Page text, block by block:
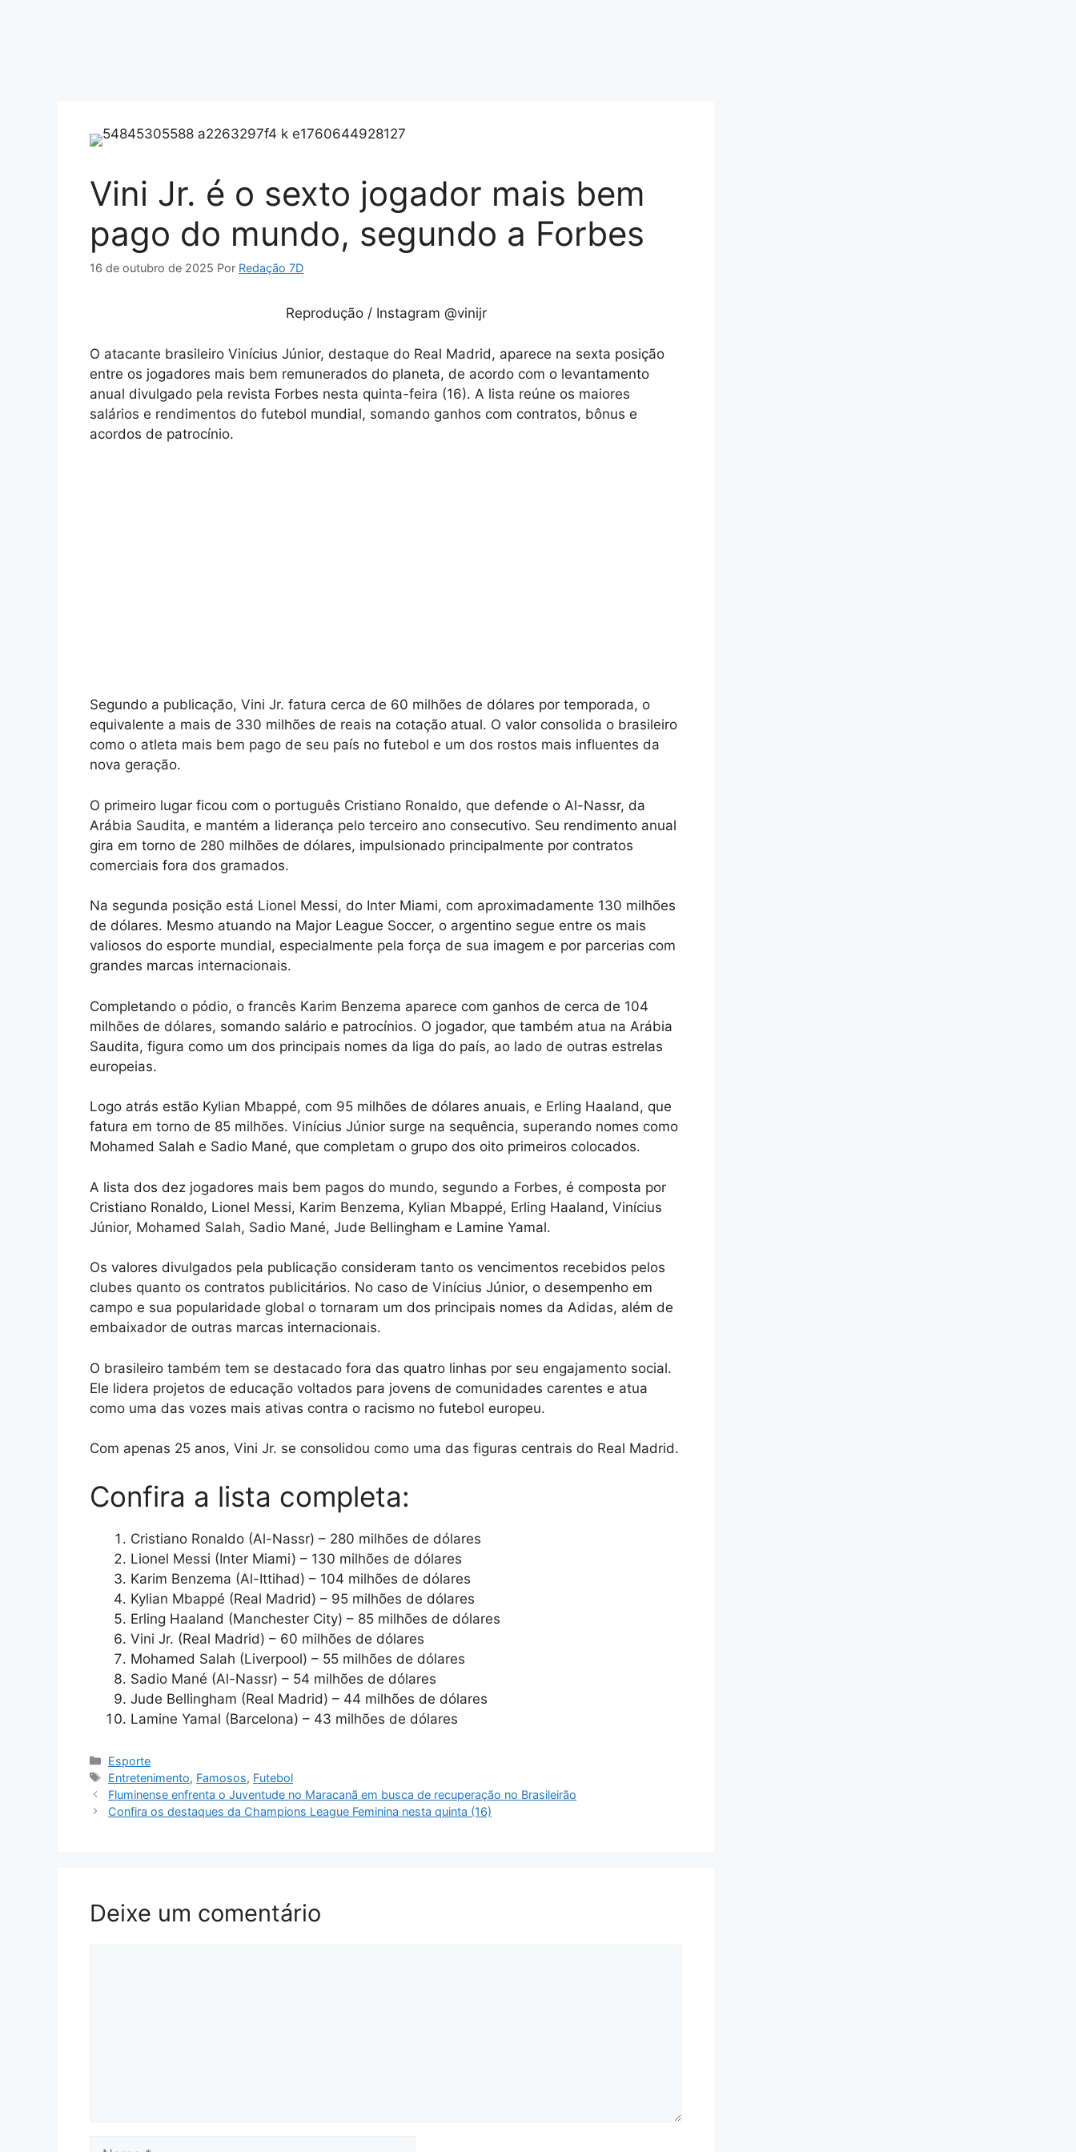
Vini Jr. é o sexto jogador mais bem
pago do mundo, segundo a Forbes
16 de outubro de 2025 Por Redação 7D
Reprodução / Instagram @vinijr
O atacante brasileiro Vinícius Júnior, destaque do Real Madrid, aparece na sexta posição
entre os jogadores mais bem remunerados do planeta, de acordo com o levantamento
anual divulgado pela revista Forbes nesta quinta-feira (16). A lista reúne os maiores
salários e rendimentos do futebol mundial, somando ganhos com contratos, bônus e
acordos de patrocínio.
Segundo a publicação, Vini Jr. fatura cerca de 60 milhões de dólares por temporada, o
equivalente a mais de 330 milhões de reais na cotação atual. O valor consolida o brasileiro
como o atleta mais bem pago de seu país no futebol e um dos rostos mais influentes da
nova geração.
O primeiro lugar ficou com o português Cristiano Ronaldo, que defende o Al-Nassr, da
Arábia Saudita, e mantém a liderança pelo terceiro ano consecutivo. Seu rendimento anual
gira em torno de 280 milhões de dólares, impulsionado principalmente por contratos
comerciais fora dos gramados.
Na segunda posição está Lionel Messi, do Inter Miami, com aproximadamente 130 milhões
de dólares. Mesmo atuando na Major League Soccer, o argentino segue entre os mais
valiosos do esporte mundial, especialmente pela força de sua imagem e por parcerias com
grandes marcas internacionais.
Completando o pódio, o francês Karim Benzema aparece com ganhos de cerca de 104
milhões de dólares, somando salário e patrocínios. O jogador, que também atua na Arábia
Saudita, figura como um dos principais nomes da liga do país, ao lado de outras estrelas
europeias.
Logo atrás estão Kylian Mbappé, com 95 milhões de dólares anuais, e Erling Haaland, que
fatura em torno de 85 milhões. Vinícius Júnior surge na sequência, superando nomes como
Mohamed Salah e Sadio Mané, que completam o grupo dos oito primeiros colocados.
A lista dos dez jogadores mais bem pagos do mundo, segundo a Forbes, é composta por
Cristiano Ronaldo, Lionel Messi, Karim Benzema, Kylian Mbappé, Erling Haaland, Vinícius
Júnior, Mohamed Salah, Sadio Mané, Jude Bellingham e Lamine Yamal.
Os valores divulgados pela publicação consideram tanto os vencimentos recebidos pelos
clubes quanto os contratos publicitários. No caso de Vinícius Júnior, o desempenho em
campo e sua popularidade global o tornaram um dos principais nomes da Adidas, além de
embaixador de outras marcas internacionais.
O brasileiro também tem se destacado fora das quatro linhas por seu engajamento social.
Ele lidera projetos de educação voltados para jovens de comunidades carentes e atua
como uma das vozes mais ativas contra o racismo no futebol europeu.
Com apenas 25 anos, Vini Jr. se consolidou como uma das figuras centrais do Real Madrid.
Confira a lista completa:
Cristiano Ronaldo (Al-Nassr) – 280 milhões de dólares
Lionel Messi (Inter Miami) – 130 milhões de dólares
Karim Benzema (Al-Ittihad) – 104 milhões de dólares
Kylian Mbappé (Real Madrid) – 95 milhões de dólares
Erling Haaland (Manchester City) – 85 milhões de dólares
Vini Jr. (Real Madrid) – 60 milhões de dólares
Mohamed Salah (Liverpool) – 55 milhões de dólares
Sadio Mané (Al-Nassr) – 54 milhões de dólares
Jude Bellingham (Real Madrid) – 44 milhões de dólares
Lamine Yamal (Barcelona) – 43 milhões de dólares
Categorias
Esporte
Tags
Entretenimento, Famosos, Futebol
Fluminense enfrenta o Juventude no Maracanã em busca de recuperação no Brasileirão
Confira os destaques da Champions League Feminina nesta quinta (16)
Deixe um comentário